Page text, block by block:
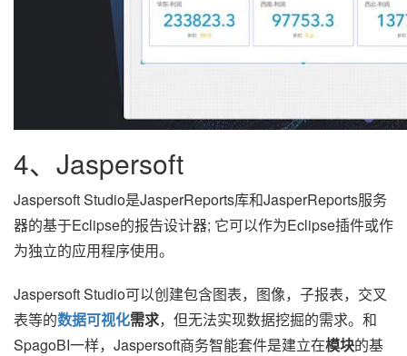
4、Jaspersoft
Jaspersoft Studio是JasperReports库和JasperReports服务
器的基于Eclipse的报告设计器; 它可以作为Eclipse插件或作
为独立的应用程序使用。
Jaspersoft Studio可以创建包含图表，图像，子报表，交叉
表等的数据可视化需求，但无法实现数据挖掘的需求。和
SpagoBI一样，Jaspersoft商务智能套件是建立在模块的基